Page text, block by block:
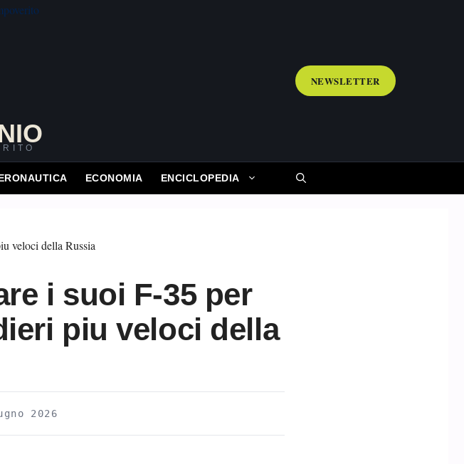
NEWSLETTER
ECONOMIA ENCICLOPEDIA
i suoi F-35 per
piu veloci della
2026